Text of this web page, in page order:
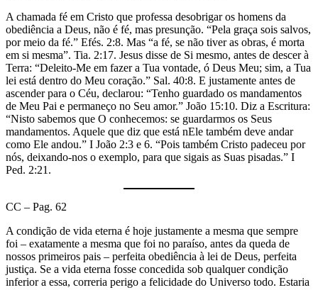
A chamada fé em Cristo que professa desobrigar os homens da
obediência a Deus, não é fé, mas presunção. “Pela graça sois salvos,
por meio da fé.” Efés. 2:8. Mas “a fé, se não tiver as obras, é morta
em si mesma”. Tia. 2:17. Jesus disse de Si mesmo, antes de descer à
Terra: “Deleito-Me em fazer a Tua vontade, ó Deus Meu; sim, a Tua
lei está dentro do Meu coração.” Sal. 40:8. E justamente antes de
ascender para o Céu, declarou: “Tenho guardado os mandamentos
de Meu Pai e permaneço no Seu amor.” João 15:10. Diz a Escritura:
“Nisto sabemos que O conhecemos: se guardarmos os Seus
mandamentos. Aquele que diz que está nEle também deve andar
como Ele andou.” I João 2:3 e 6. “Pois também Cristo padeceu por
nós, deixando-nos o exemplo, para que sigais as Suas pisadas.” I
Ped. 2:21.
CC – Pag. 62
A condição de vida eterna é hoje justamente a mesma que sempre
foi – exatamente a mesma que foi no paraíso, antes da queda de
nossos primeiros pais – perfeita obediência à lei de Deus, perfeita
justiça. Se a vida eterna fosse concedida sob qualquer condição
inferior a essa, correria perigo a felicidade do Universo todo. Estaria